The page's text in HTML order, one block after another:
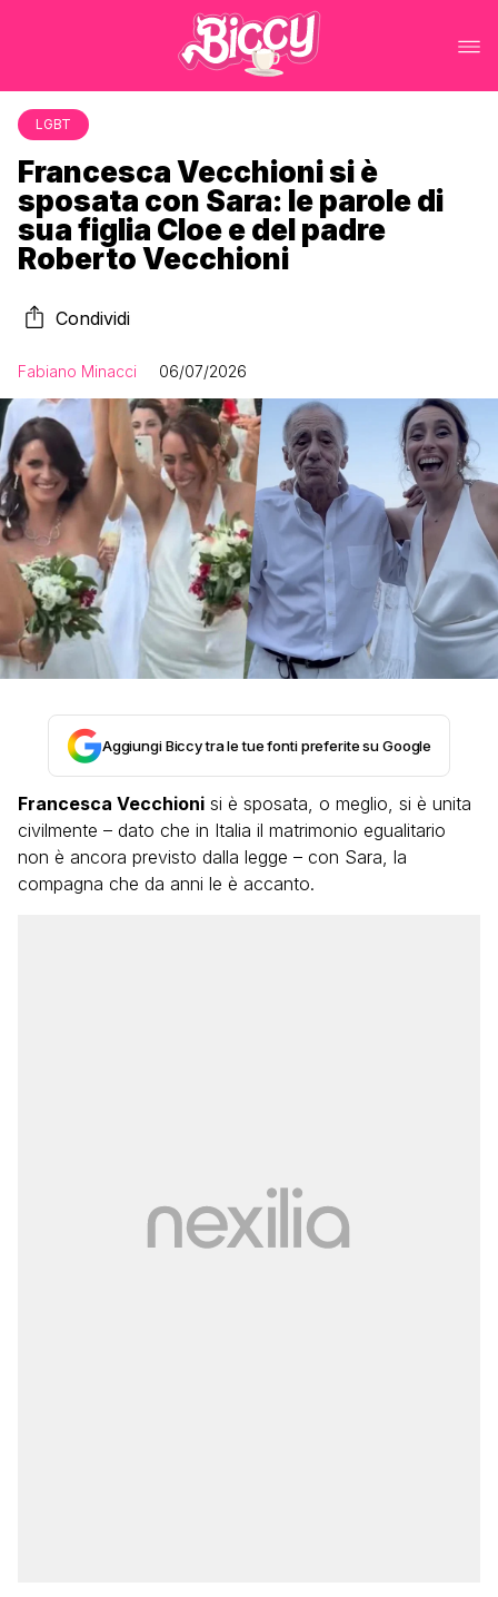
LGBT
Francesca Vecchioni si è
sposata con Sara: le parole di
sua figlia Cloe e del padre
Roberto Vecchioni
Condividi
Fabiano Minacci 06/07/2026
Aggiungi Biccy tra le tue fonti preferite su Google
Francesca Vecchioni si è sposata, o meglio, si è unita
civilmente – dato che in Italia il matrimonio egualitario
non è ancora previsto dalla legge – con Sara, la
compagna che da anni le è accanto.